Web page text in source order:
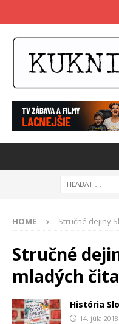
HOME Stručné dejiny
Stručné
mladých
História
14. júla 2018